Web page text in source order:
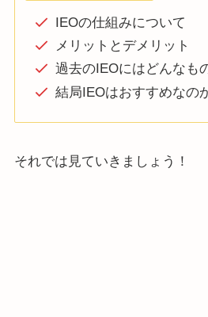
IEOの仕組みについて
メリットとデメリット
過去のIEOにはどんなも
結局IEOはおすすめなの
それでは見ていきましょう！